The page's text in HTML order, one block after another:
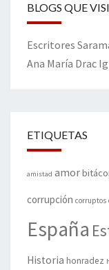
BLOGS QUE
Escritores
Ana María Drac
ETIQUETAS
amistad amor
corrupción corruptos
España
Historia honradez